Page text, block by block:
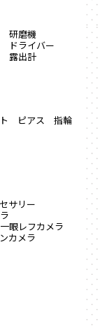
研磨機
ドライバー
露出計
ピアス 指輪
サリー
一眼レフカメラ
カメラ